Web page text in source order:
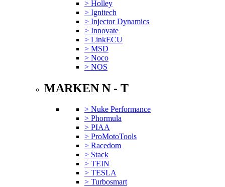
> Holley
> Ignitech
> Injector Dynamics
> Innovate
> LinkECU
> MSD
> Noco
> NOS
MARKEN N - T
> Nuke Performance
> Phormula
> PIAA
> ProMotoTools
> Racedom
> Stack
> TEIN
> TESLA
> Turbosmart